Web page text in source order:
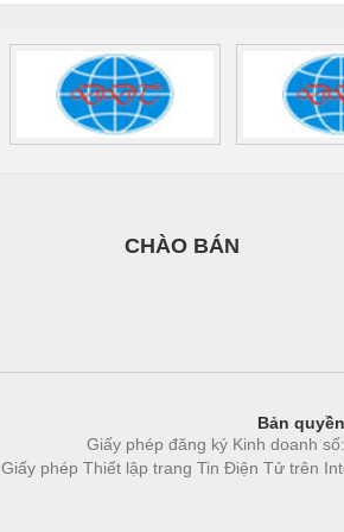
CHÀO BÁN
Bản
Giấy phép đăng ký Kinh doanh
Giấy phép Thiết lập trang Tin Điện Tử trên